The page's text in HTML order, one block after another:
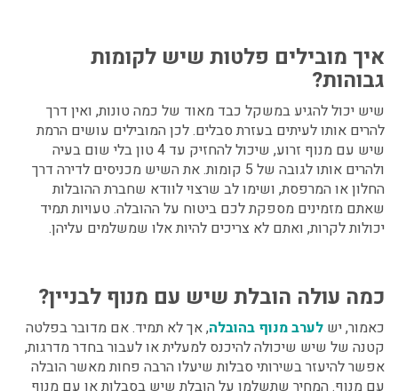
איך מובילים פלטות שיש לקומות
גבוהות?
שיש יכול להגיע במשקל כבד מאוד של כמה טונות, ואין דרך
להרים אותו לעיתים בעזרת סבלים. לכן המובילים עושים הרמת
שיש עם מנוף
זרוע, שיכול להחזיק עד 4 טון בלי שום בעיה
ולהרים אותו לגובה של 5 קומות. את השיש מכניסים לדירה דרך
החלון או המרפסת, ושימו לב שרצוי לוודא שחברת ההובלות
שאתם מזמינים מספקת לכם ביטוח על ההובלה. טעויות תמיד
יכולות לקרות, ואתם לא צריכים להיות אלו שמשלמים עליהן.
כמה עולה הובלת שיש עם מנוף לבניין?
כאמור, יש לערב מנוף בהובלה, אך לא תמיד. אם מדובר בפלטה
קטנה של שיש שיכולה להיכנס למעלית או לעבור בחדר מדרגות,
אפשר להיעזר בשירותי סבלות שיעלו הרבה פחות מאשר הובלה
עם מנוף. המחיר שתשלמו על הובלת שיש בסבלות או עם מנוף